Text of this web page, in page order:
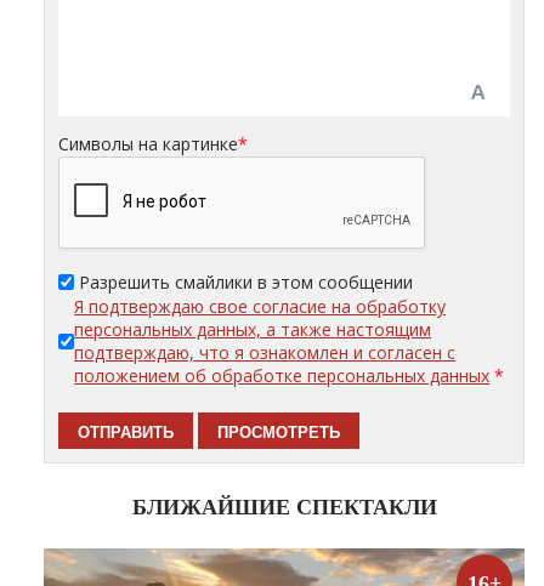
Символы на картинке*
Разрешить смайлики в этом сообщении
Я подтверждаю свое согласие на обработку
персональных данных, а также настоящим
подтверждаю, что я ознакомлен и согласен с
положением об обработке персональных данных *
БЛИЖАЙШИЕ СПЕКТАКЛИ